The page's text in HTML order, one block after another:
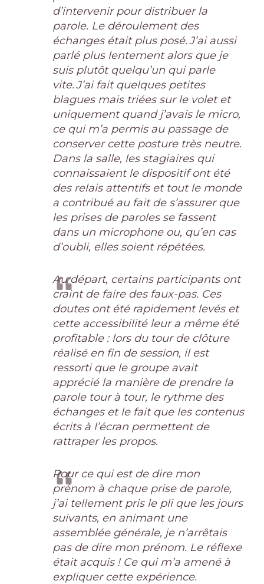
d’intervenir pour distribuer la
parole. Le déroulement des
échanges était plus posé. J’ai aussi
parlé plus lentement alors que je
suis plutôt quelqu’un qui parle
vite. J’ai fait quelques petites
blagues mais triées sur le volet et
uniquement quand j’avais le micro,
ce qui m’a permis au passage de
conserver cette posture très neutre.
Dans la salle, les stagiaires qui
connaissaient le dispositif ont été
des relais attentifs et tout le monde
a contribué au fait de s’assurer que
les prises de paroles se fassent
dans un microphone ou, qu’en cas
d’oubli, elles soient répétées.
Au départ, certains participants ont
craint de faire des faux-pas. Ces
doutes ont été rapidement levés et
cette accessibilité leur a même été
profitable : lors du tour de clôture
réalisé en fin de session, il est
ressorti que le groupe avait
apprécié la manière de prendre la
parole tour à tour, le rythme des
échanges et le fait que les contenus
écrits à l’écran permettent de
rattraper les propos.
Pour ce qui est de dire mon
prénom à chaque prise de parole,
j’ai tellement pris le pli que les jours
suivants, en animant une
assemblée générale, je n’arrêtais
pas de dire mon prénom. Le réflexe
était acquis ! Ce qui m’a amené à
expliquer cette expérience.